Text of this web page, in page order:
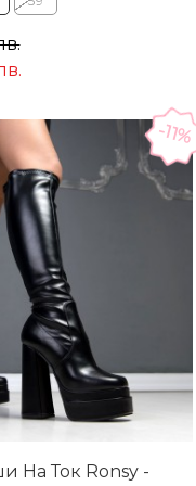
-11%
На Ток Ronsy -